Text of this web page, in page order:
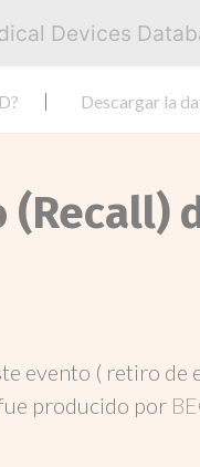
Devices
Descargar la
evento ( retiro de
producido por